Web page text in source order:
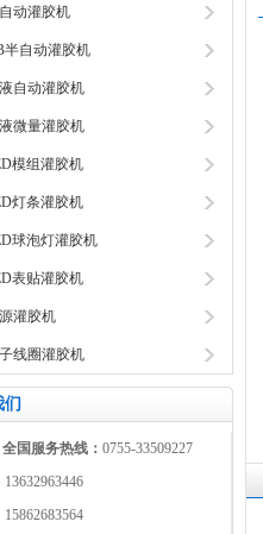
动灌胶机
半自动灌胶机
自动灌胶机
微量灌胶机
模组灌胶机
灯条灌胶机
球泡灯灌胶机
表贴灌胶机
灌胶机
线圈灌胶机
们
全国服务热线： 0755-33509227
13632963446
15862683564